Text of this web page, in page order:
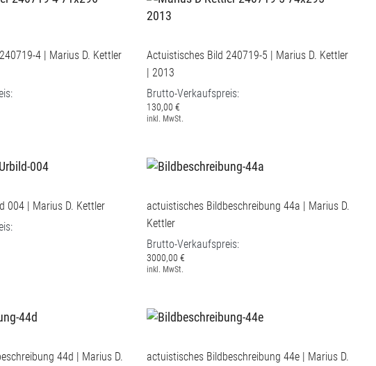
4 | Marius D. Kettler
Actuistisches Bild 240719-5 | Marius D. Kettler
| 2013
Brutto-Verkaufspreis:
130,00 €
inkl. MwSt.
004 | Marius D. Kettler
actuistisches Bildbeschreibung 44a | Marius D.
Kettler
Brutto-Verkaufspreis:
3000,00 €
inkl. MwSt.
44d | Marius D.
actuistisches Bildbeschreibung 44e | Marius D.